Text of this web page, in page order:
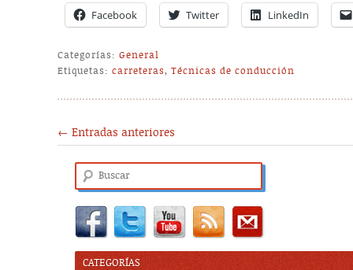
Facebook Twitter LinkedIn
Categorías: General
Etiquetas: carreteras,Técnicas de conducción
← Entradas anteriores
Buscar
CATEGORÍAS